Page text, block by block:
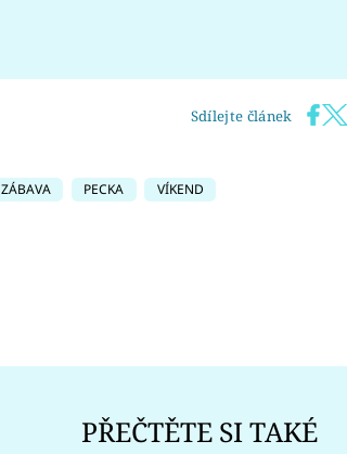
Sdílejte článek
ZÁBAVA PECKA VÍKEND
PŘEČTĚTE SI TAKÉ